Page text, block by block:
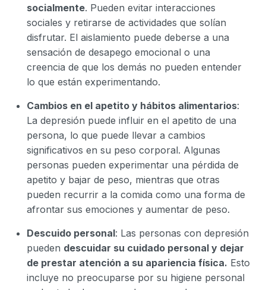
socialmente. Pueden evitar interacciones
sociales y retirarse de actividades que solían
disfrutar. El aislamiento puede deberse a una
sensación de desapego emocional o una
creencia de que los demás no pueden entender
lo que están experimentando.
Cambios en el apetito y hábitos alimentarios:
La depresión puede influir en el apetito de una
persona, lo que puede llevar a cambios
significativos en su peso corporal. Algunas
personas pueden experimentar una pérdida de
apetito y bajar de peso, mientras que otras
pueden recurrir a la comida como una forma de
afrontar sus emociones y aumentar de peso.
Descuido personal: Las personas con depresión
pueden descuidar su cuidado personal y dejar
de prestar atención a su apariencia física. Esto
incluye no preocuparse por su higiene personal